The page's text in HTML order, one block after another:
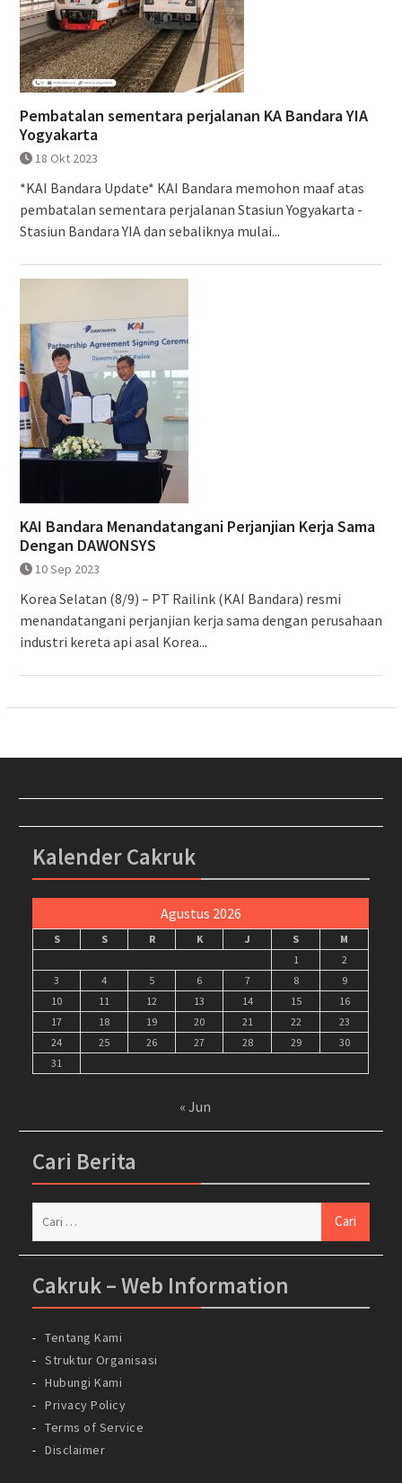
Pembatalan sementara perjalanan KA Bandara YIA
Yogyakarta
18 Okt 2023
*KAI Bandara Update* KAI Bandara memohon maaf atas
pembatalan sementara perjalanan Stasiun Yogyakarta -
Stasiun Bandara YIA dan sebaliknya mulai...
KAI Bandara Menandatangani Perjanjian Kerja Sama
Dengan DAWONSYS
10 Sep 2023
Korea Selatan (8/9) – PT Railink (KAI Bandara) resmi
menandatangani perjanjian kerja sama dengan perusahaan
industri kereta api asal Korea...
Kalender Cakruk
Agustus 2026
S S R K J S
M
1
2
3
4 5 6 7 8
9
10
11 12 13 14 15
16
17
18 19 20 21 22
23
24
25 26 27 28 29
30
31
« Jun
Cari Berita
Cakruk – Web Information
Tentang Kami
Struktur Organisasi
Hubungi Kami
Privacy Policy
Terms of Service
Disclaimer